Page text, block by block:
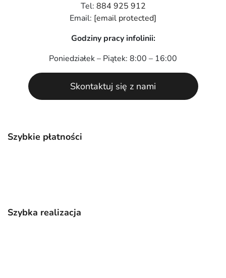
Szybkie płatności
Szybka realizacja
Tel: 884 925 912
Email: [email protected]
Godziny pracy infolinii:
Poniedziałek – Piątek: 8:00 – 16:00
Skontaktuj się z nami